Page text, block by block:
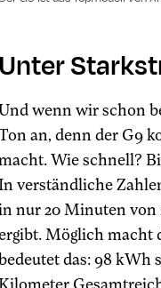
Unter
wenn wir schon
an, denn der G9
Wie schnell?
verständliche
nur 20 Minuten von
Möglich macht
das: 98 kWh